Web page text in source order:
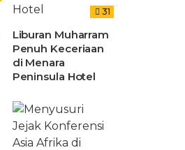
31
Liburan Muharram
Penuh Keceriaan
di Menara
Peninsula Hotel